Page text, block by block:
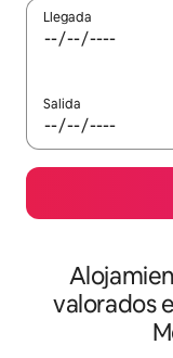
Llegada
Salida
valorados